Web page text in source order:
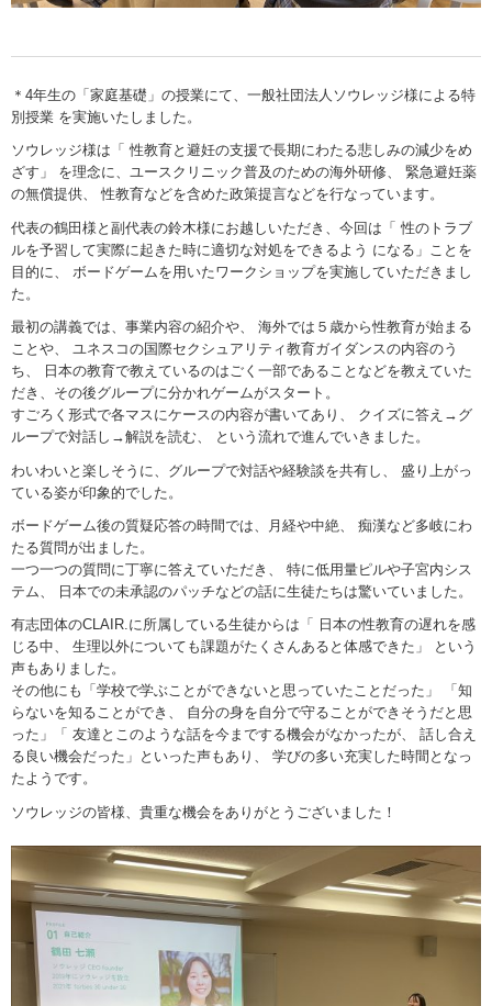
＊4年生の「家庭基礎」の授業にて、一般社団法人ソウレッジ様による特
別授業 を実施いたしました。
ソウレッジ様は「 性教育と避妊の支援で長期にわたる悲しみの減少をめ
ざす」 を理念に、ユースクリニック普及のための海外研修、 緊急避妊薬
の無償提供、 性教育などを含めた政策提言などを行なっています。
代表の鶴田様と副代表の鈴木様にお越しいただき、今回は「 性のトラブ
ルを予習して実際に起きた時に適切な対処をできるよう になる」ことを
目的に、 ボードゲームを用いたワークショップを実施していただきまし
た。
最初の講義では、事業内容の紹介や、 海外では５歳から性教育が始まる
ことや、 ユネスコの国際セクシュアリティ教育ガイダンスの内容のう
ち、 日本の教育で教えているのはごく一部であることなどを教えていた
だき、その後グループに分かれゲームがスタート。
すごろく形式で各マスにケースの内容が書いてあり、 クイズに答え→グ
ループで対話し→解説を読む、 という流れで進んでいきました。
わいわいと楽しそうに、グループで対話や経験談を共有し、 盛り上がっ
ている姿が印象的でした。
ボードゲーム後の質疑応答の時間では、月経や中絶、 痴漢など多岐にわ
たる質問が出ました。
一つ一つの質問に丁寧に答えていただき、 特に低用量ピルや子宮内シス
テム、 日本での未承認のパッチなどの話に生徒たちは驚いていました。
有志団体のCLAIR.に所属している生徒からは「 日本の性教育の遅れを感
じる中、 生理以外についても課題がたくさんあると体感できた」 という
声もありました。
その他にも「学校で学ぶことができないと思っていたことだった」 「知
らないを知ることができ、 自分の身を自分で守ることができそうだと思
った」「 友達とこのような話を今までする機会がなかったが、 話し合え
る良い機会だった」といった声もあり、 学びの多い充実した時間となっ
たようです。
ソウレッジの皆様、貴重な機会をありがとうございました！